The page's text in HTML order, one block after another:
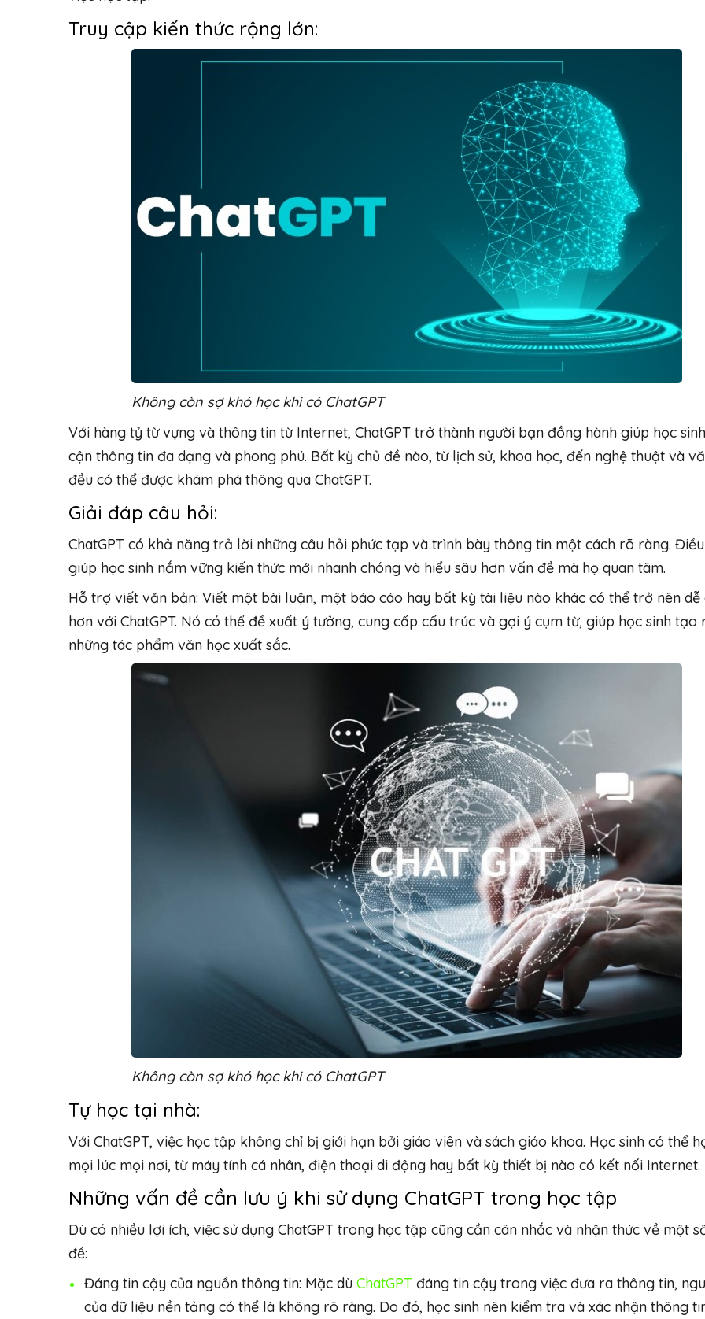
Truy cập kiến thức rộng lớn:
Không còn sợ khó học khi có ChatGPT
Với hàng tỷ từ vựng và thông tin từ Internet, ChatGPT trở thành người bạn đồng hành giúp học
cận thông tin đa dạng và phong phú. Bất kỳ chủ đề nào, từ lịch sử, khoa học, đến nghệ thuật và
đều có thể được khám phá thông qua ChatGPT.
Giải đáp câu hỏi:
ChatGPT có khả năng trả lời những câu hỏi phức tạp và trình bày thông tin một cách rõ ràng.
giúp học sinh nắm vững kiến thức mới nhanh chóng và hiểu sâu hơn vấn đề mà họ quan tâm.
Hỗ trợ viết văn bản: Viết một bài luận, một báo cáo hay bất kỳ tài liệu nào khác có thể trở nên dễ
hơn với ChatGPT. Nó có thể đề xuất ý tưởng, cung cấp cấu trúc và gợi ý cụm từ, giúp học sinh tạo
những tác phẩm văn học xuất sắc.
Không còn sợ khó học khi có ChatGPT
Tự học tại nhà:
Với ChatGPT, việc học tập không chỉ bị giới hạn bởi giáo viên và sách giáo khoa. Học sinh có thể
mọi lúc mọi nơi, từ máy tính cá nhân, điện thoại di động hay bất kỳ thiết bị nào có kết nối Internet.
Những vấn đề cần lưu ý khi sử dụng ChatGPT trong học tập
Dù có nhiều lợi ích, việc sử dụng ChatGPT trong học tập cũng cần cân nhắc và nhận thức về một
đề:
Đáng tin cậy của nguồn thông tin: Mặc dù ChatGPT đáng tin cậy trong việc đưa ra thông tin,
của dữ liệu nền tảng có thể là không rõ ràng. Do đó, học sinh nên kiểm tra và xác nhận thông